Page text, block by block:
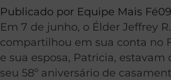
Publicado por Equipe Mais Fé
Em 7 de junho, o Élder Jeffrey
compartilhou em sua conta no
e sua esposa, Patricia,
seu 58º aniversário de